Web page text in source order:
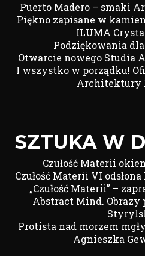
Puerto Madero – smaki
Piękno zapisane w
ILUMA
Podziękowania
Otwarcie nowego Studia
I wszystko w porządku!
Architektury
SZTUKA W
Czułość Materii
Czułość Materii VI
„Czułość Materii” –
Abstract Mind.
Protista nad morzem
Agnieszka